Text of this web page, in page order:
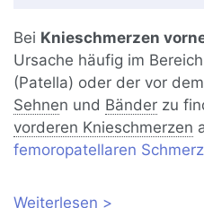
Bei Knieschmerzen
Ursache häufig im
(Patella) oder der vor
Sehnen und Bänder zu
vorderen Knieschmerzen
femoropatellaren
Weiterlesen über